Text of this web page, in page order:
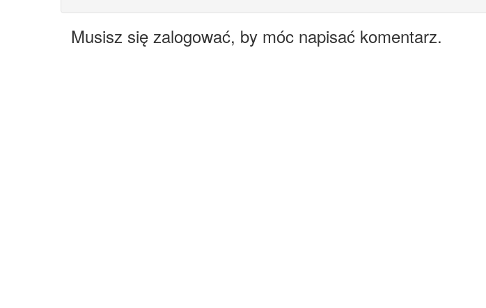
Musisz się zalogować, by móc napisać komentarz.